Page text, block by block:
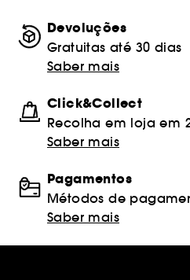
Devoluções
Gratuitas até 30 dias
Saber mais
Click&Collect
Recolha em loja em
Saber mais
Pagamentos
Métodos de
Saber mais